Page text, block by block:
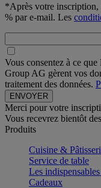
*Après votre inscription,
% par e-mail. Les
Vous consentez à ce
Group AG gèrent vos
traitement des données.
Merci pour votre
Vous recevrez bientôt
Produits
Cuisine &
Service de table
Les
Cadeaux